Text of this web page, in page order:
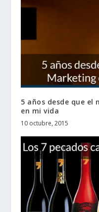
5 años desde que
en mi vida
10 octubre, 2015